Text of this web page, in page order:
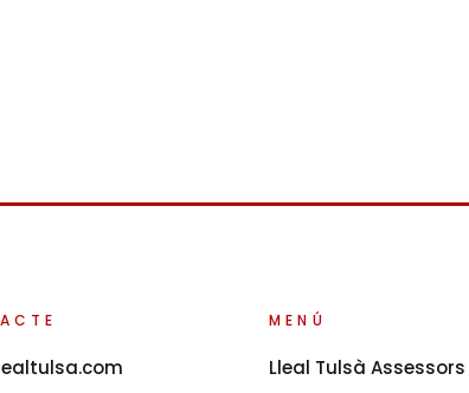
MENÚ
Lleal Tulsà Assessors